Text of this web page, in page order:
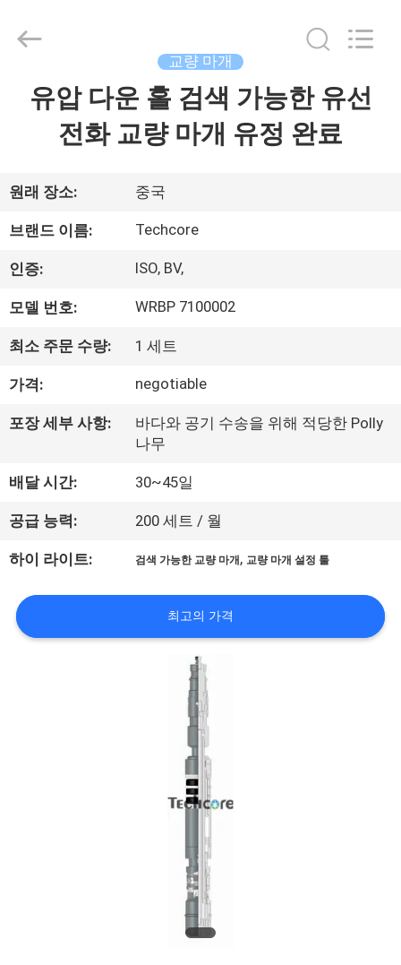
품
우
리
하
여
공
장
여
행
2026
교량 마개
유압 다운 홀 검색 가능한 유선
전화 교량 마개 유정 완료
원래 장소: 중국
브랜드 이름: Techcore
인증: ISO, BV,
모델 번호: WRBP 7100002
최소 주문 수량: 1 세트
가격: negotiable
포장 세부 사항:
바다와 공기 수송을 위해 적당한 Polly
나무
배달 시간: 30~45일
공급 능력: 200 세트 / 월
하이 라이트: 검색 가능한 교량 마개 , 교량 마개 설정 툴
최고의 가격